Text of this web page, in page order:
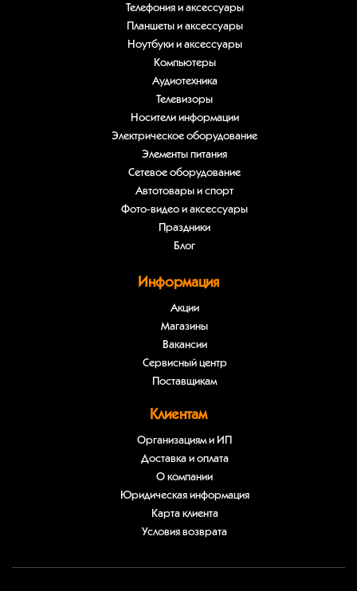
Телефония и аксессуары
Планшеты и аксессуары
Ноутбуки и аксессуары
Компьютеры
Аудиотехника
Телевизоры
Носители информации
Электрическое оборудование
Элементы питания
Сетевое оборудование
Автотовары и спорт
Фото-видео и аксессуары
Праздники
Блог
Информация
Акции
Магазины
Вакансии
Сервисный центр
Поставщикам
Клиентам
Организациям и ИП
Доставка и оплата
О компании
Юридическая информация
Карта клиента
Условия возврата